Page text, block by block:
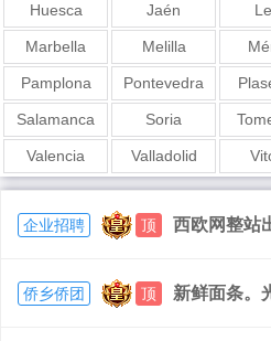
Huesca Jaén
Marbella Melilla
Pamplona Pontevedra
Salamanca Soria
Valencia Valladolid
企业招聘 顶 西欧网整站
侨乡侨团 顶 新鲜面条。